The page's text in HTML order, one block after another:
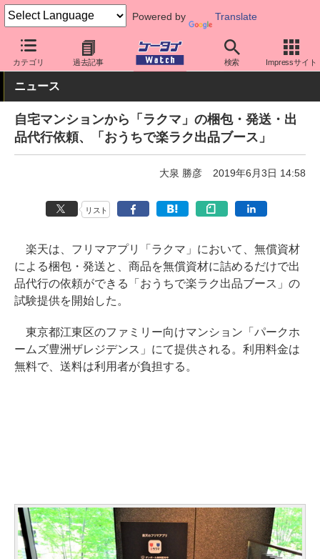
Powered by Translate
カテゴリ 過去記事 検索 Impressサイト
ケータイ Watch アプリ・サービス その他
ニュース
自宅マンションから「ラクマ」の梱包・発送・出
品代行依頼、「おうちで楽ラク出品ブース」
大泉 勝彦 2019年6月3日 14:58
リスト
楽天は、フリマアプリ「ラクマ」において、無償資材
による梱包・発送と、商品を無償資材に詰めるだけで出
品代行の依頼ができる「おうちで楽ラク出品ブース」の
試験提供を開始した。
東京都江東区のファミリー向けマンション「パークホ
ームズ豊洲ザレジデンス」にて提供される。利用料金は
無料で、送料は利用者が負担する。